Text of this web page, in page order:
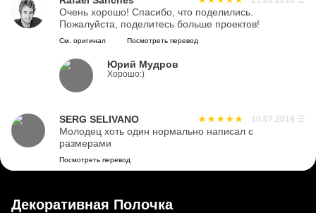
Очень хорошо! Спасибо, что поделились.
Пожалуйста, поделитесь больше проектов!
См. оригинал Посмотреть перевод
Юрий Мудров
Хорошо:)
SERG SELIVANO 10.07.2019 ☰
Молодец хоть один нормально написал с
размерами
Посмотреть перевод
Декоративная Полочка